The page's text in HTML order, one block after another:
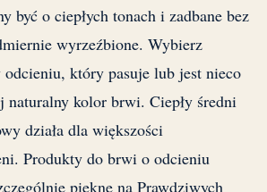
być o ciepłych tonach i zadbane bez
wyrzeźbione. Wybierz
który pasuje lub jest nieco
naturalny kolor brwi. Ciepły średni
działa dla większości
Produkty do brwi o odcieniu
piękne na Prawdziwych